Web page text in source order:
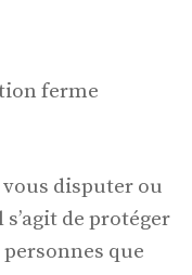
ferme
disputer ou
de protéger
que